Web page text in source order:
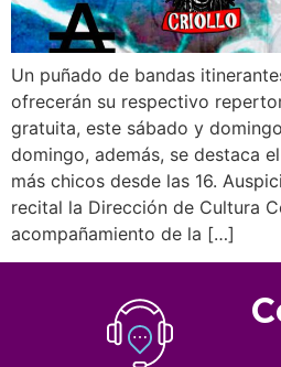
Un puñado de bandas
ofrecerán su respectivo
gratuita, este sábado y
domingo, además, se destaca
más chicos desde las 16.
recital la Dirección de Cultura
acompañamiento de la […]